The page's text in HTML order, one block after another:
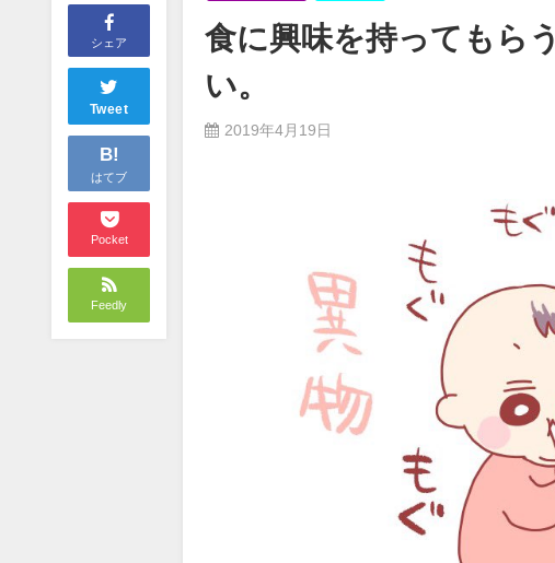
シェア
Tweet
B!
はてブ
Pocket
Feedly
食に興味を持ってもら
い。
2019年4月19日